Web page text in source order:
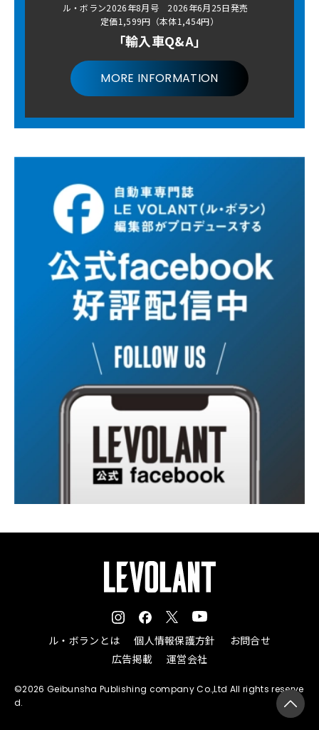
ル・ボラン2026年8月号 2026年6月25日発売
定価1,599円（本体1,454円）
「輸入車Q&A」
MORE INFORMATION
ル・ボランとは 個人情報保護方針
お問合せ
広告掲載
運営会社
©2026 Geibunsha Publishing company Co.,Ltd All rights reserve
d.